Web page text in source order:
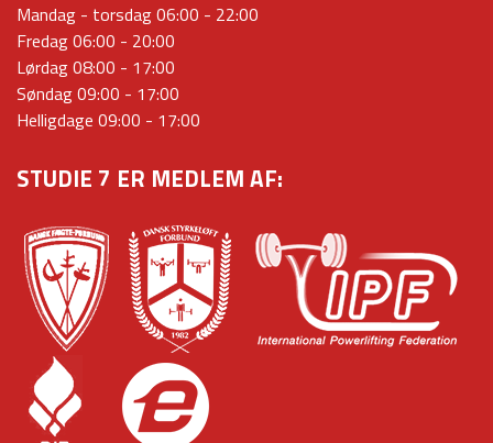
Mandag - torsdag 06:00 - 22:00
Fredag 06:00 - 20:00
Lørdag 08:00 - 17:00
Søndag 09:00 - 17:00
Helligdage 09:00 - 17:00
STUDIE 7 ER MEDLEM AF: